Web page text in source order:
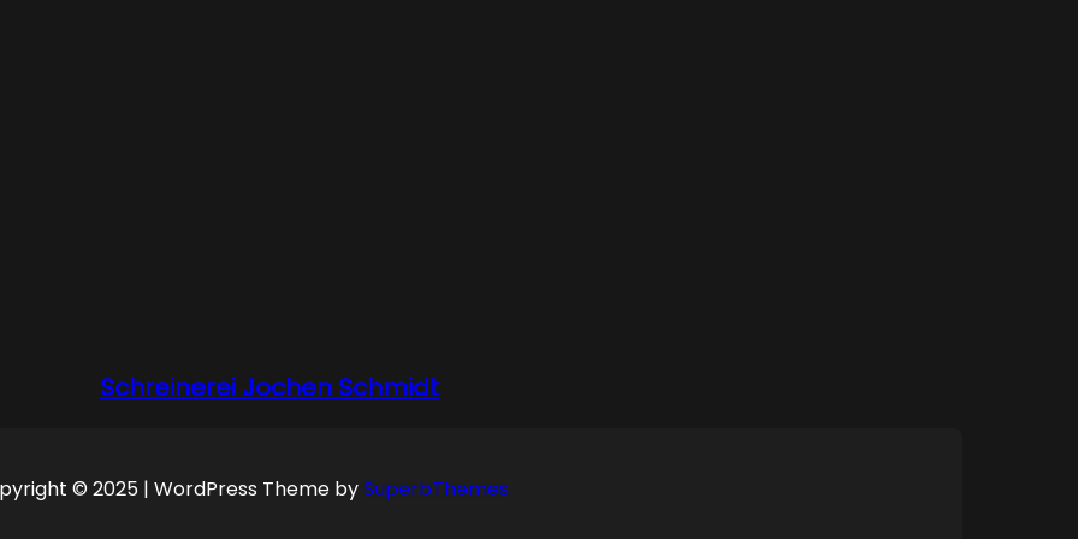
Schreinerei Jochen Schmidt
© 2025 | WordPress Theme bySuperbThemes